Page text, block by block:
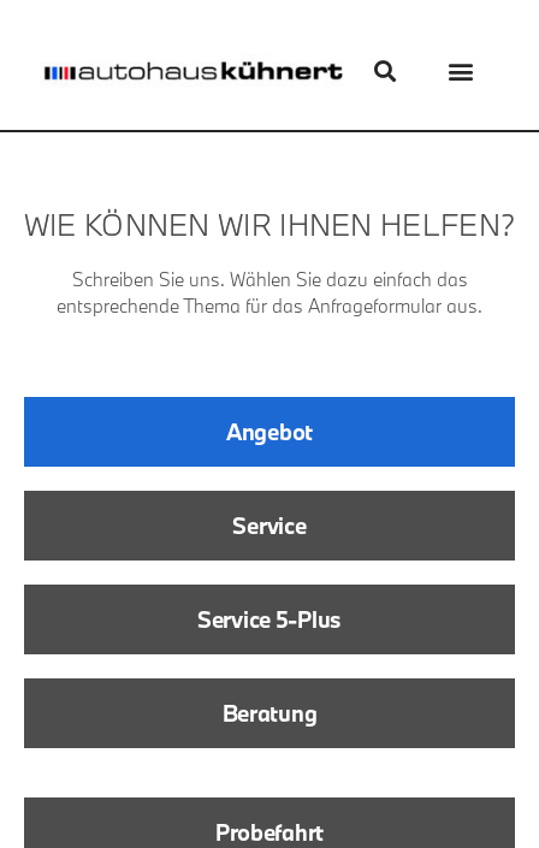
WIE KÖNNEN WIR IHNEN HELFEN?
Schreiben Sie uns. Wählen Sie dazu einfach das
entsprechende Thema für das Anfrageformular aus.
Angebot
Service
Service 5-Plus
Beratung
Probefahrt